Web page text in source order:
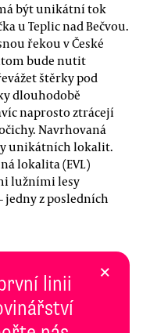
být unikátní tok
u Teplic nad Bečvou.
řekou v České
bude nutit
štěrky pod
dlouhodobě
naprosto ztrácejí
Navrhovaná
unikátních lokalit.
lokalita (EVL)
lužními lesy
z posledních
linii
×